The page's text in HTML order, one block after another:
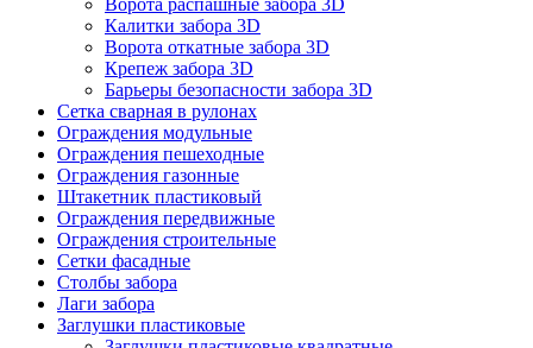
Ворота распашные забора 3D
Калитки забора 3D
Ворота откатные забора 3D
Крепеж забора 3D
Барьеры безопасности забора 3D
Сетка сварная в рулонах
Ограждения модульные
Ограждения пешеходные
Ограждения газонные
Штакетник пластиковый
Ограждения передвижные
Ограждения строительные
Сетки фасадные
Столбы забора
Лаги забора
Заглушки пластиковые